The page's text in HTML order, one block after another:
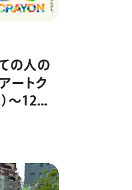
の人の
ートク
～12月7
開